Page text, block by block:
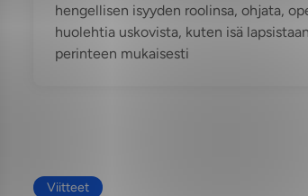
hengellisen isyyden roolinsa, ohjata,
huolehtia uskovista, kuten isä
perinteen mukaisesti
Viitteet